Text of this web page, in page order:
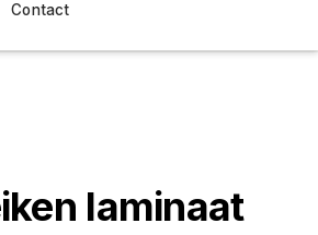
Contact
laminaat